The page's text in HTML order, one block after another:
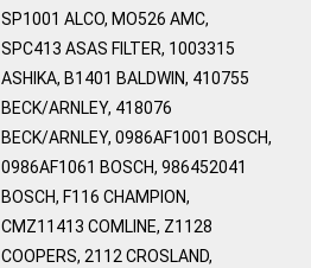
SP1001 ALCO, MO526 AMC,
SPC413 ASAS FILTER, 1003315
ASHIKA, B1401 BALDWIN, 410755
BECK/ARNLEY, 418076
BECK/ARNLEY, 0986AF1001 BOSCH,
0986AF1061 BOSCH, 986452041
BOSCH, F116 CHAMPION,
CMZ11413 COMLINE, Z1128
COOPERS, 2112 CROSLAND,